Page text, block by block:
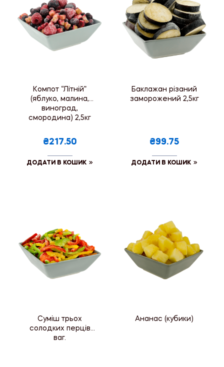
Компот “Літній”
(яблуко, малина,
виноград,
смородина) 2,5кг
₴217.50
ДОДАТИ В КОШИК
Баклажан різаний
заморожений 2,5кг
₴99.75
ДОДАТИ В КОШИК
Суміш трьох
солодких перців
ваг.
Ананас (кубики)